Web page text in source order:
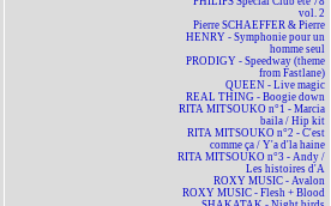
vol. 2
Pierre SCHAEFFER & Pierre
HENRY - Symphonie pour un
homme seul
PRODIGY - Speedway (theme
from Fastlane)
QUEEN - Live magic
REAL THING - Boogie down
RITA MITSOUKO n°1 - Marcia
baila / Hip kit
RITA MITSOUKO n°2 - C'est
comme ça / Y'a d'la haine
RITA MITSOUKO n°3 - Andy /
Les histoires d'A
ROXY MUSIC - Avalon
ROXY MUSIC - Flesh + Blood